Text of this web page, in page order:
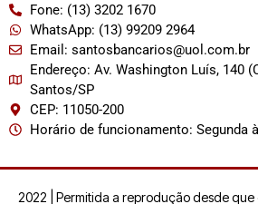
Fone: (13) 3202 1670
WhatsApp: (13) 99209 2964
Email: santosbancarios@uol.com.br
Endereço: Av. Washington Luís, 140
Santos/SP
CEP: 11050-200
Horário de funcionamento: Segunda
2022 | Permitida a reprodução desde